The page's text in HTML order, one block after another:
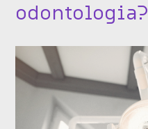
odontologia?